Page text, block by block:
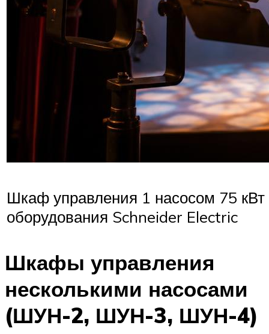
Шкаф управления 1 насосом 75
оборудования Schneider Electric
Шкафы управления
несколькими насосами
(ШУН-2, ШУН-3, ШУН-4)